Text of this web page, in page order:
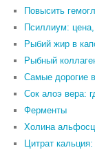
Повысить
Псиллиум: цена,
Рыбий жир в
Рыбный
Самые дорогие
Сок алоэ вера:
Ферменты
Холина
Цитрат